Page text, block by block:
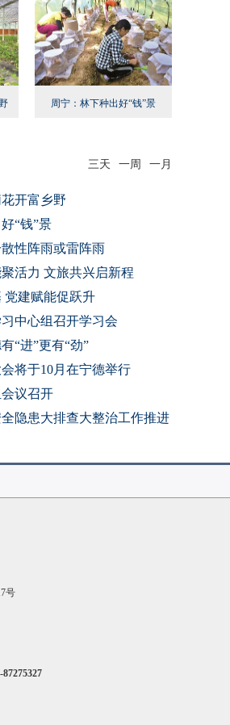
周宁：林下种出好“钱”景
三天 一周 一月
开富乡野
“钱”景
性阵雨或雷阵雨
活力 文旅共兴启新程
党建赋能促跃升
中心组召开学习会
“进”更有“劲”
将于10月在宁德举行
议召开
隐患大排查大整治工作推进
号
87275327